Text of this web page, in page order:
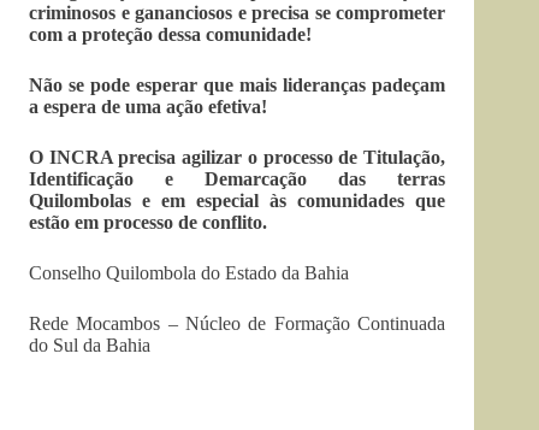
criminosos e gananciosos e precisa se comprometer
com a proteção dessa comunidade!
Não se pode esperar que mais lideranças padeçam
a espera de uma ação efetiva!
O INCRA precisa agilizar o processo de Titulação,
Identificação e Demarcação das terras
Quilombolas e em especial às comunidades que
estão em processo de conflito.
Conselho Quilombola do Estado da Bahia
Rede Mocambos – Núcleo de Formação Continuada
do Sul da Bahia